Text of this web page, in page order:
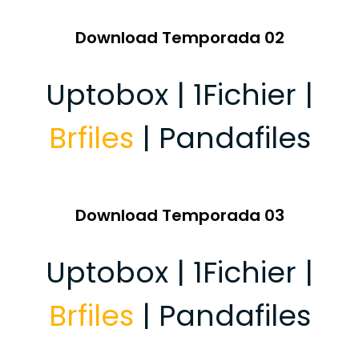
Download Temporada 02
Uptobox | 1Fichier |
Brfiles | Pandafiles
Download Temporada 03
Uptobox | 1Fichier |
Brfiles | Pandafiles